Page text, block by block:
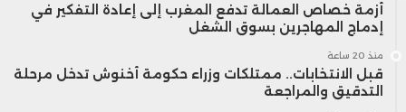
أزمة خصاص العمالة تدفع المغرب إلى إعادة التفكير في
إدماج المهاجرين بسوق الشغل
منذ 20 ساعة
قبل الانتخابات.. ممتلكات وزراء حكومة أخنوش تدخل مرحلة
التدقيق والمراجعة